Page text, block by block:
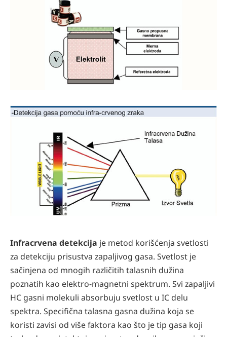
Infracrvena detekcija je metod korišćenja svetlosti
za detekciju prisustva zapaljivog gasa. Svetlost je
sačinjena od mnogih različitih talasnih dužina
poznatih kao elektro-magnetni spektrum. Svi zapaljivi
HC gasni molekuli absorbuju svetlost u IC delu
spektra. Specifična talasna gasna dužina koja se
koristi zavisi od više faktora kao što je tip gasa koji